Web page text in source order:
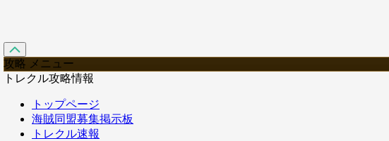
攻略 メニュー
トレクル攻略情報
トップページ
海賊同盟募集掲示板
トレクル速報